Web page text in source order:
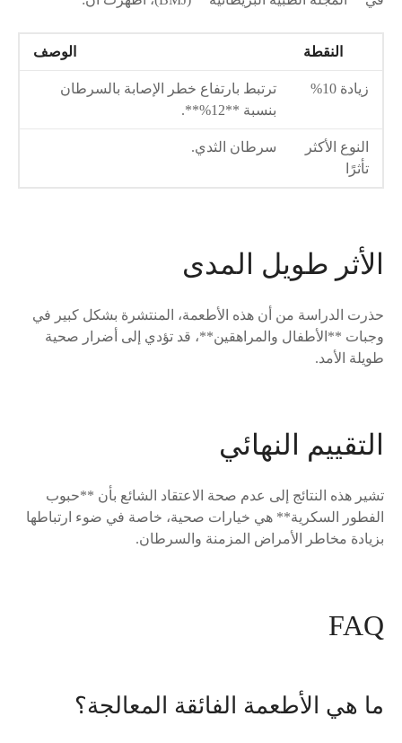
النقطة الوصف
زيادة 10%
ترتبط بارتفاع خطر الإصابة بالسرطان
بنسبة **12%**.
النوع الأكثر
تأثرًا
سرطان الثدي.
الأثر طويل المدى
حذرت الدراسة من أن هذه الأطعمة، المنتشرة بشكل كبير في
وجبات **الأطفال والمراهقين**، قد تؤدي إلى أضرار صحية
طويلة الأمد.
التقييم النهائي
تشير هذه النتائج إلى عدم صحة الاعتقاد الشائع بأن **حبوب
الفطور السكرية** هي خيارات صحية، خاصة في ضوء ارتباطها
بزيادة مخاطر الأمراض المزمنة والسرطان.
FAQ
ما هي الأطعمة الفائقة المعالجة؟